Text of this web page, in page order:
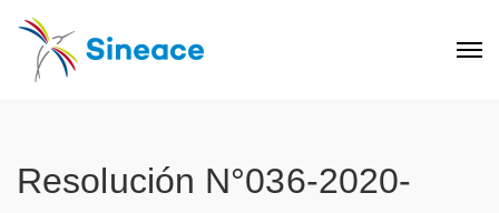
Resolución N°036-2020-